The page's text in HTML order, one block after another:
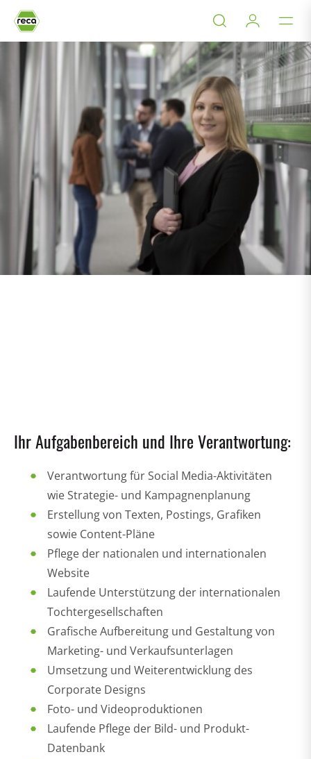
Ihr Aufgabenbereich und Ihre Verantwortung:
Verantwortung für Social Media-Aktivitäten
wie Strategie- und Kampagnenplanung
Erstellung von Texten, Postings, Grafiken
sowie Content-Pläne
Pflege der nationalen und internationalen
Website
Laufende Unterstützung der internationalen
Tochtergesellschaften
Grafische Aufbereitung und Gestaltung von
Marketing- und Verkaufsunterlagen
Umsetzung und Weiterentwicklung des
Corporate Designs
Foto- und Videoproduktionen
Laufende Pflege der Bild- und Produkt-
Datenbank